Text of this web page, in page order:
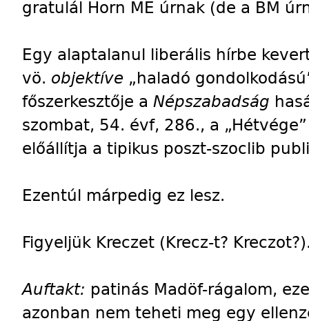
gratulál Horn ME úrnak (de a BM
Egy alaptalanul liberális hírbe
vö. objektíve „haladó
főszerkesztője a Népszabadság
szombat, 54. évf, 286., a
előállítja a tipikus poszt-szoclib
Ezentúl márpedig ez lesz.
Figyeljük Kreczet (Krecz-t?
Auftakt: patinás Madöf-rágalom,
azonban nem teheti meg egy